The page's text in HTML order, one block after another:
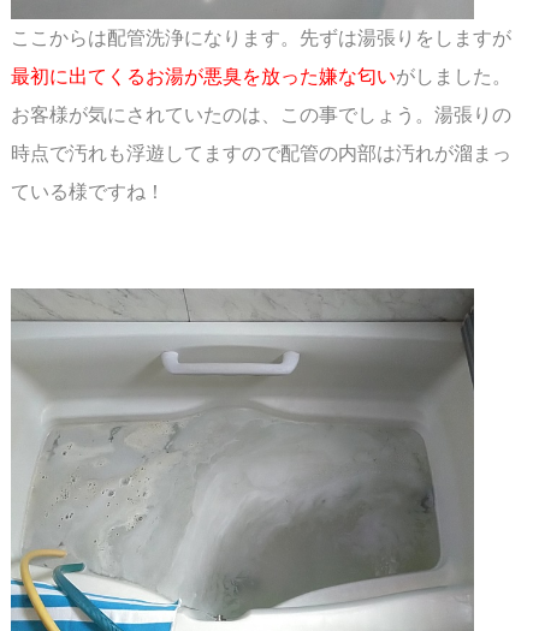
ここからは配管洗浄になります。先ずは湯張りをしますが
最初に出てくるお湯が悪臭を放った嫌な匂いがしました。
お客様が気にされていたのは、この事でしょう。湯張りの
時点で汚れも浮遊 してますので配管の内部は汚れが溜まっ
ている様ですね！